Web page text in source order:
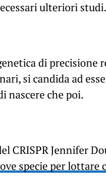
ulteriori studi.
di precisione
si candida ad
nascere che poi.
CRISPR Jennifer
specie per